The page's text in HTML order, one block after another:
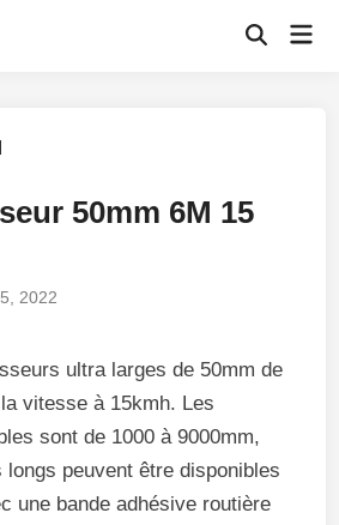
Open
50mm 6M 15
2022
ultra larges de 50mm de
vitesse à 15kmh. Les
sont de 1000 à 9000mm,
peuvent être disponibles
une bande adhésive routière